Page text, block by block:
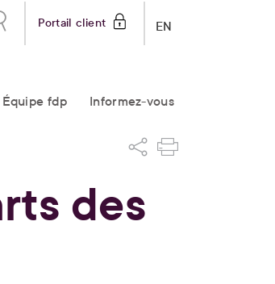
EN
Portail client
Équipe fdp Informez-vous
des